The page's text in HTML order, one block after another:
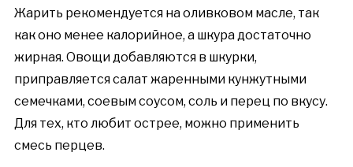
Жарить рекомендуется на оливковом масле, так
как оно менее калорийное, а шкура достаточно
жирная. Овощи добавляются в шкурки,
приправляется салат жаренными кунжутными
семечками, соевым соусом, соль и перец по вкусу.
Для тех, кто любит острее, можно применить
смесь перцев.